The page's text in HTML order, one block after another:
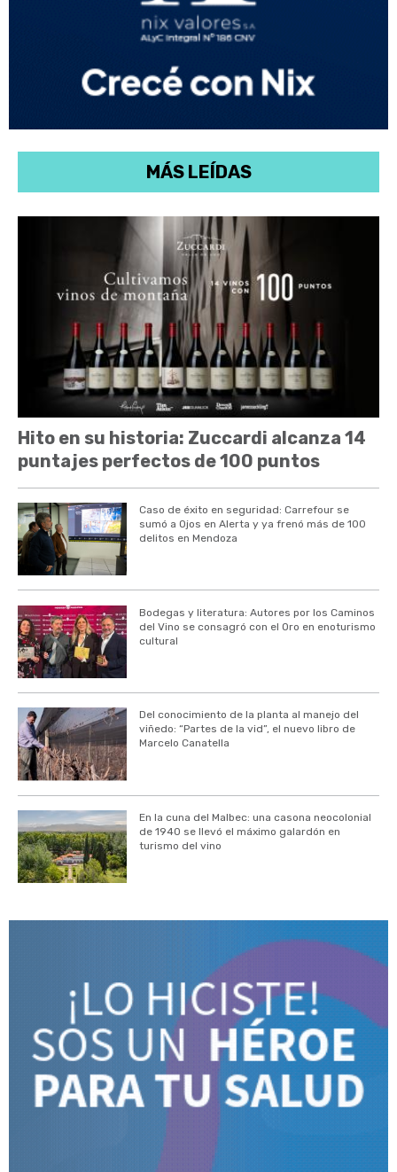
MÁS LEÍDAS
Hito en su historia: Zuccardi alcanza 14
puntajes perfectos de 100 puntos
Caso de éxito en seguridad: Carrefour se
sumó a Ojos en Alerta y ya frenó más de 100
delitos en Mendoza
Bodegas y literatura: Autores por los Caminos
del Vino se consagró con el Oro en enoturismo
cultural
Del conocimiento de la planta al manejo del
viñedo: “Partes de la vid”, el nuevo libro de
Marcelo Canatella
En la cuna del Malbec: una casona neocolonial
de 1940 se llevó el máximo galardón en
turismo del vino